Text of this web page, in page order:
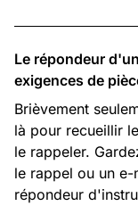
Le répondeur
exigences de
Brièvement
là pour recueillir
le rappeler.
le rappel ou un
répondeur